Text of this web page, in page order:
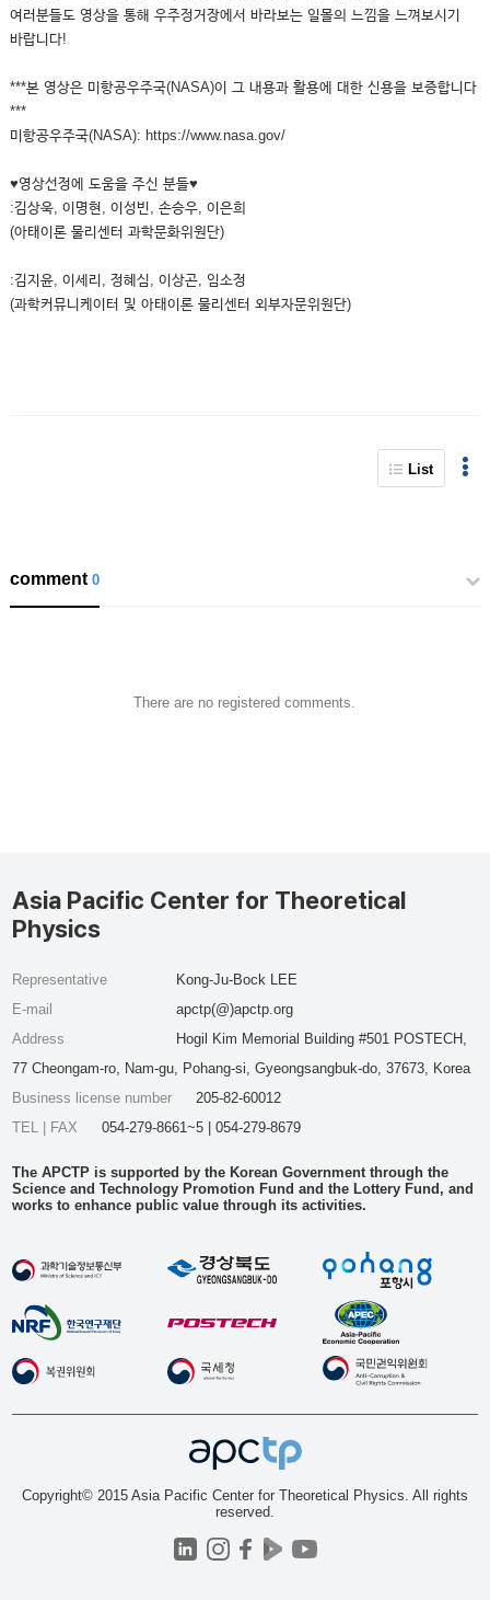
여러분들도 영상을 통해 우주정거장에서 바라보는 일몰의 느낌을 느껴보시기
바랍니다!
***본 영상은 미항공우주국(NASA)이 그 내용과 활용에 대한 신용을 보증합니다
***
미항공우주국(NASA): https://www.nasa.gov/
♥영상선정에 도움을 주신 분들♥
:김상욱, 이명현, 이성빈, 손승우, 이은희
(아태이론 물리센터 과학문화위원단)
:김지윤, 이세리, 정혜심, 이상곤, 임소정
(과학커뮤니케이터 및 아태이론 물리센터 외부자문위원단)
List
comment0
There are no registered comments.
Asia Pacific Center for Theoretical
Physics
Representative
Kong-Ju-Bock LEE
E-mail
apctp(@)apctp.org
Address
Hogil Kim Memorial Building #501 POSTECH,
77 Cheongam-ro, Nam-gu, Pohang-si, Gyeongsangbuk-do, 37673, Korea
Business license number
205-82-60012
TEL | FAX
054-279-8661~5 | 054-279-8679
The APCTP is supported by the Korean Government through the
Science and Technology Promotion Fund and the Lottery Fund, and
works to enhance public value through its activities.
Copyright© 2015 Asia Pacific Center for Theoretical Physics. All rights
reserved.